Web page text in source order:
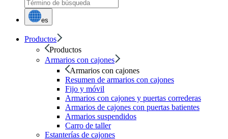
es
Productos
Productos
Armarios con cajones
Armarios con cajones
Resumen de armarios con cajones
Fijo y móvil
Armarios con cajones y puertas correderas
Armarios de cajones con puertas batientes
Armarios suspendidos
Carro de taller
Estanterías de cajones